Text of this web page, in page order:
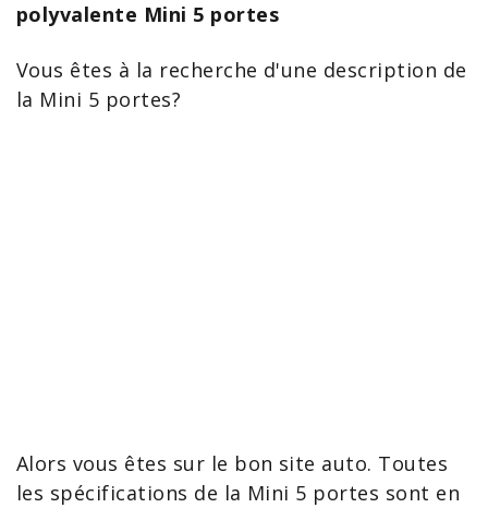
polyvalente Mini 5 portes
Vous êtes à la recherche d'une description de
la Mini 5 portes?
Alors vous êtes sur le bon site auto. Toutes
les spécifications de la Mini 5 portes sont en